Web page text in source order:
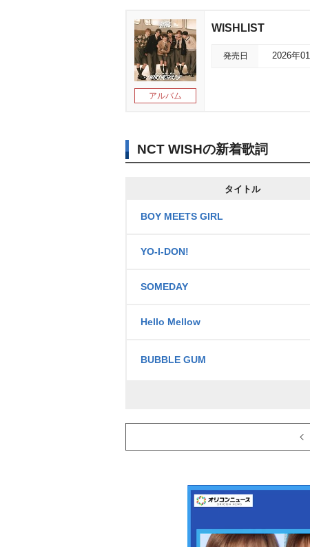
アルバム
WISHLIST
発売日 2026年
NCT WISHの新着歌詞
タイトル
BOY MEETS GIRL
YO-I-DON!
SOMEDAY
Hello Mellow
BUBBLE GUM